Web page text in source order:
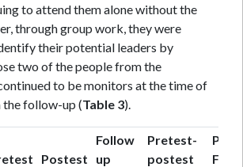
to attend them alone without the
through group work, they were
their potential leaders by
two of the people from the
to be monitors at the time of
the follow-up (Table 3).
Postest
Follow
up
Pretest-
postest